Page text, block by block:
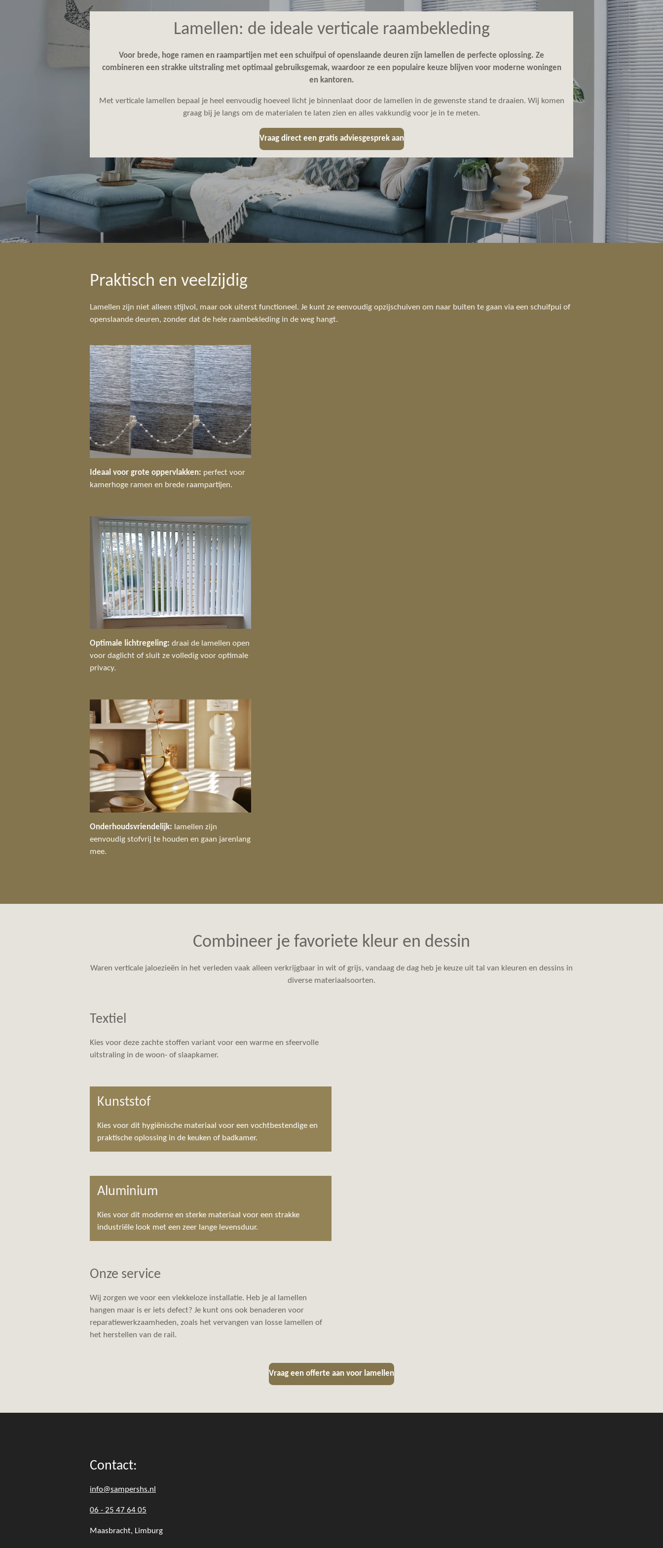
Lamellen: de ideale verticale raambekleding
Voor brede, hoge ramen en raampartijen met een schuifpui of openslaande deuren zijn lamellen de perfecte oplossing. Ze
combineren een strakke uitstraling met optimaal gebruiksgemak, waardoor ze een populaire keuze blijven voor moderne woningen
en kantoren.
Met verticale lamellen bepaal je heel eenvoudig hoeveel licht je binnenlaat door de lamellen in de gewenste stand te draaien. Wij komen
graag bij je langs om de materialen te laten zien en alles vakkundig voor je in te meten.
Vraag direct een gratis adviesgesprek aan
Praktisch en veelzijdig
Lamellen zijn niet alleen stijlvol, maar ook uiterst functioneel. Je kunt ze eenvoudig opzijschuiven om naar buiten te gaan via een schuifpui of
openslaande deuren, zonder dat de hele raambekleding in de weg hangt.
Ideaal voor grote oppervlakken: perfect voor
kamerhoge ramen en brede raampartijen.
Optimale lichtregeling: draai de lamellen open
voor daglicht of sluit ze volledig voor optimale
privacy.
Onderhoudsvriendelijk: lamellen zijn
eenvoudig stofvrij te houden en gaan jarenlang
mee.
Combineer je favoriete kleur en dessin
Waren verticale jaloezieën in het verleden vaak alleen verkrijgbaar in wit of grijs, vandaag de dag heb je keuze uit tal van kleuren en dessins in
diverse materiaalsoorten.
Textiel
Kies voor deze zachte stoffen variant voor een warme en sfeervolle
uitstraling in de woon- of slaapkamer.
Kunststof
Kies voor dit hygiënische materiaal voor een vochtbestendige en
praktische oplossing in de keuken of badkamer.
Aluminium
Kies voor dit moderne en sterke materiaal voor een strakke
industriële look met een zeer lange levensduur.
Onze service
Wij zorgen we voor een vlekkeloze installatie. Heb je al lamellen
hangen maar is er iets defect? Je kunt ons ook benaderen voor
reparatiewerkzaamheden, zoals het vervangen van losse lamellen of
het herstellen van de rail.
Vraag een offerte aan voor lamellen
Contact:
info@sampershs.nl
06 - 25 47 64 05
Maasbracht, Limburg